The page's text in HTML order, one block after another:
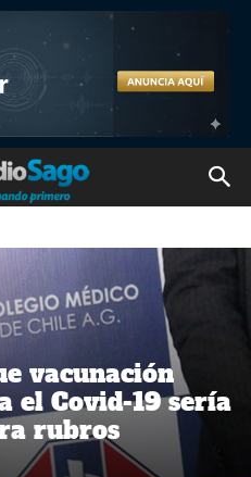
vacunación
el Covid-19 sería
rubros